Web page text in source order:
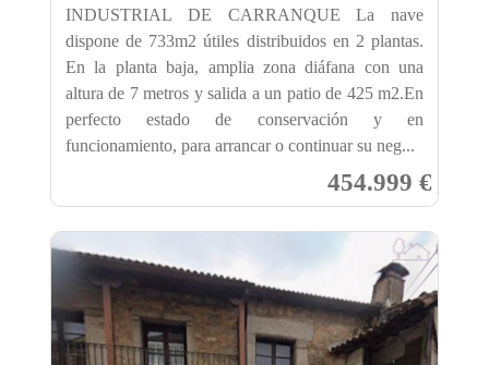
INDUSTRIAL DE CARRANQUE La nave
dispone de 733m2 útiles distribuidos en 2 plantas.
En la planta baja, amplia zona diáfana con una
altura de 7 metros y salida a un patio de 425 m2.En
perfecto estado de conservación y en
funcionamiento, para arrancar o continuar su neg...
454.999 €